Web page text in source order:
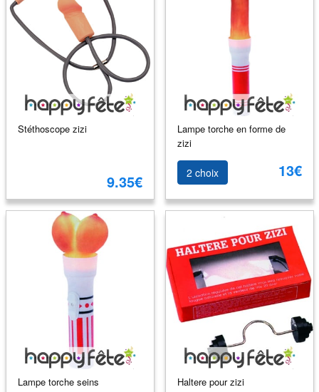
Stéthoscope zizi
9.35€
Lampe torche en forme de
zizi
2 choix 13€
Lampe torche seins Haltere pour zizi